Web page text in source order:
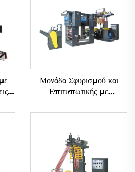
Μονάδα Σφυρισμού και
Επιτυπωτικής με